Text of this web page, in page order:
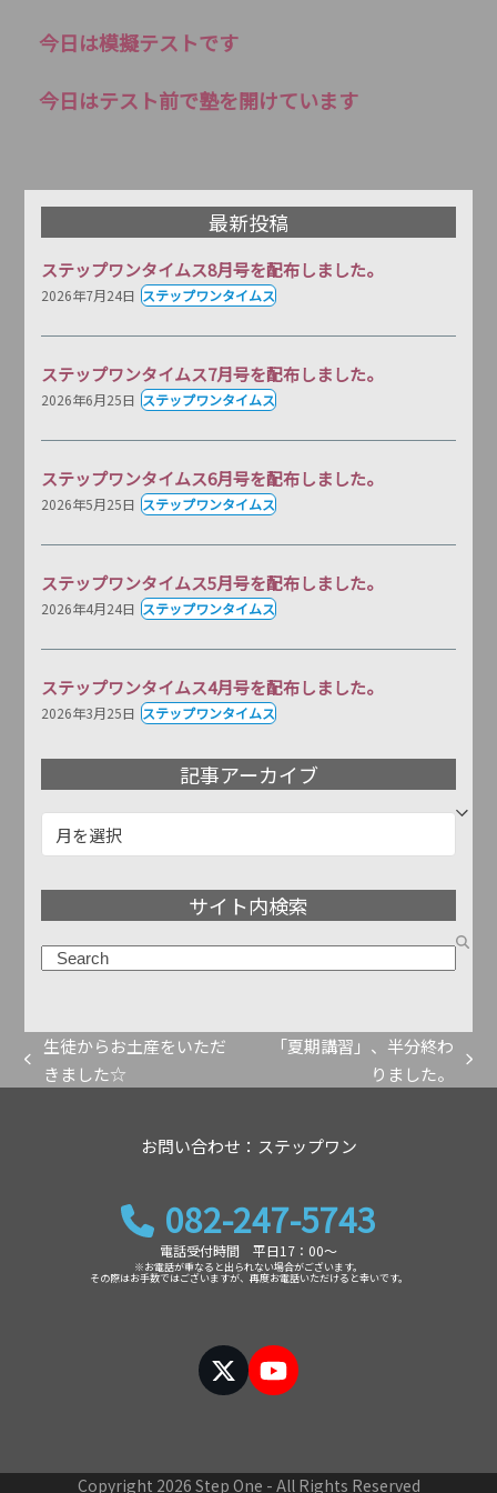
今日は模擬テストです
今日はテスト前で塾を開けています
最新投稿
ステップワンタイムス8月号を配布しました。
2026年7月24日 ステップワンタイムス
ステップワンタイムス7月号を配布しました。
2026年6月25日 ステップワンタイムス
ステップワンタイムス6月号を配布しました。
2026年5月25日 ステップワンタイムス
ステップワンタイムス5月号を配布しました。
2026年4月24日 ステップワンタイムス
ステップワンタイムス4月号を配布しました。
2026年3月25日 ステップワンタイムス
記事アーカイブ
事
イ
サイト内検索
previous
生徒からお土産をいただ
きました☆
「夏期講習」、半分終わ
りました。
お問い合わせ：ステップワン
082-247-5743
電話受付時間 平日17：00～
※お電話が重なると出られない場合がございます。
その際はお手数ではございますが、再度お電話いただけると幸いです。
TwitterYouTube
Copyright 2026 Step One - All Rights Reserved